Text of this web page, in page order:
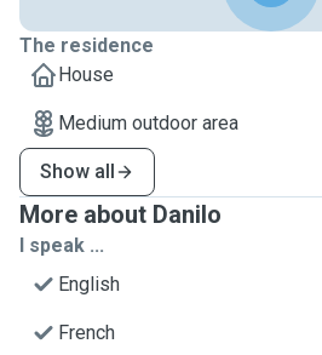
The residence
House
Medium outdoor area
Show all
More about Danilo
I speak ...
English
French